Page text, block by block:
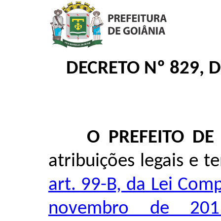
DECRETO Nº 829,
O PREFEITO
atribuições legais e
art. 99-B, da Lei
novembro de